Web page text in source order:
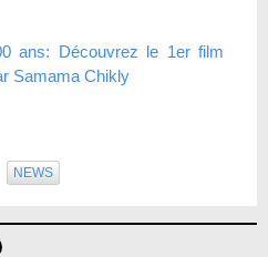
ans: Découvrez le 1er film
Samama Chikly
NEWS